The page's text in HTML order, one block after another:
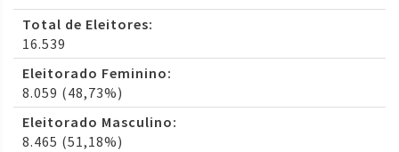
Total de Eleitores:
16.539
Eleitorado Feminino:
8.059 (48,73%)
Eleitorado Masculino:
8.465 (51,18%)